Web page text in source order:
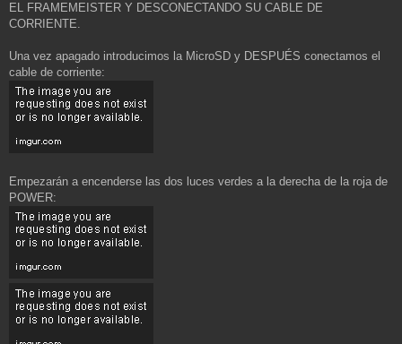
EL FRAMEMEISTER Y DESCONECTANDO SU CABLE DE
CORRIENTE.
Una vez apagado introducimos la MicroSD y DESPUÉS conectamos el
cable de corriente:
Empezarán a encenderse las dos luces verdes a la derecha de la roja de
POWER: